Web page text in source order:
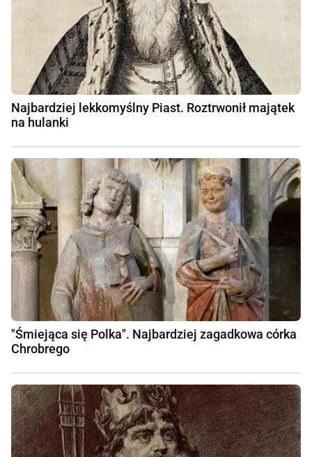
Najbardziej lekkomyślny Piast. Roztrwonił majątek
na hulanki
"Śmiejąca się Polka". Najbardziej zagadkowa córka
Chrobrego